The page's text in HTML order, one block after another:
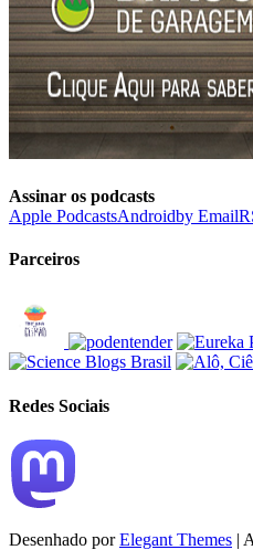
Assinar os podcasts
Apple PodcastsAndroidby Email
Parceiros
Redes Sociais
Desenhado porElegant Themes |